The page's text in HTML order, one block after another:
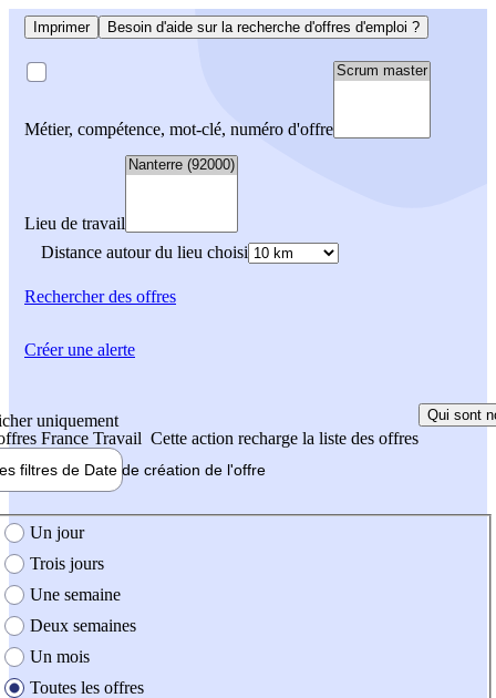
Imprimer Besoin d'aide sur la recherche d'offres d'emploi ?
Métier, compétence, mot-clé, numéro d'offre
Lieu de travail
Distance autour du lieu choisi
Rechercherdes offres
uniquement
France Travail Cette action recharge la liste des offres
Qui sont
filtres de Date de création de l'offre
création de l'offre
Un jour
Trois jours
Une semaine
Deux semaines
Un mois
Toutes les offres
Créer une alerte